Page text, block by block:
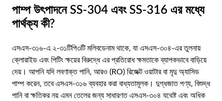
পাম্প উৎপাদনে SS-304 এবং SS-316 এর মধ্যে
পার্থক্য কী?
এসএস-৩১৬-এ ২-৩১টিপি৩টি মলিবডেনাম থাকে, যা এসএস-৩০৪-এর তুলনায়
ক্লোরাইড এবং পিটিং ক্ষয়ের বিরুদ্ধে এর প্রতিরোধ ক্ষমতাকে ব্যাপকভাবে বাড়িয়ে
দেয়। আপনি যদি লবণাক্ত পানি, আরও (RO) রিজেক্ট ওয়াটার বা মৃদু অ্যাসিড
পাম্প করেন, তবে এসএস-৩১৬ ব্যবহার করা বাধ্যতামূলক। দুগ্ধজাত পণ্য, বিশুদ্ধ
পানি বা ক্ষতিকর নয় এমন তেলের জন্য সাধারণত এসএস-৩০৪ যথেষ্ট এবং অধিক